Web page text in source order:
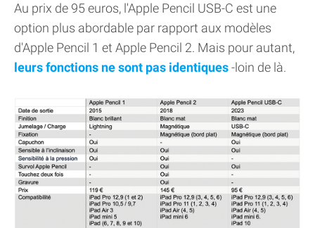
Au prix de 95 euros, l'Apple Pencil USB-C est une
option plus abordable par rapport aux modèles
d'Apple Pencil 1 et Apple Pencil 2. Mais pour autant,
leurs fonctions ne sont pas identiques-loin de là.